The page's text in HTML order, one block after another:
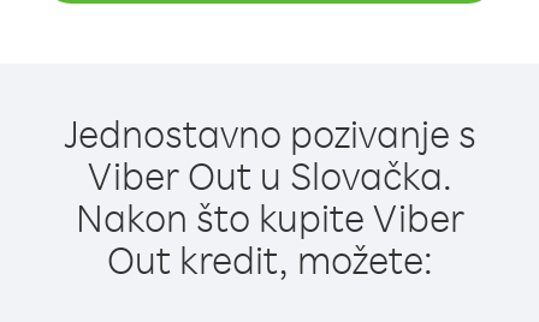
Jednostavno pozivanje s
Viber Out u Slovačka.
Nakon što kupite Viber
Out kredit, možete: